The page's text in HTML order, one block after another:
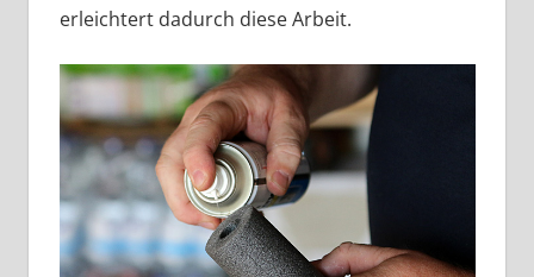
erleichtert dadurch diese Arbeit.